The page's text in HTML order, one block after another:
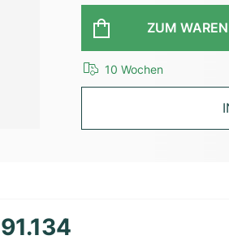
ZUM
10 Wochen
91.134